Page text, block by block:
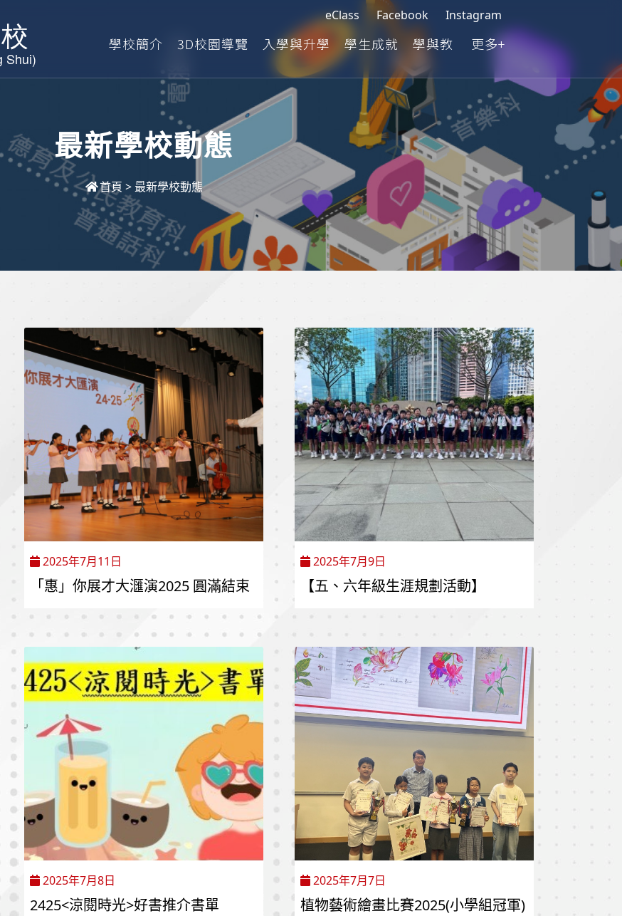
eClass Facebook Instagram
學校簡介 3D校園導覽 入學與升學 學生成就 學與教 更多+
最新學校動態
首頁 > 最新學校動態
2025年7月11日
「惠」你展才大𣿬演2025 圓滿結束
2025年7月9日
【五、六年級生涯規劃活動】
2025年7月8日
2425<涼閱時光>好書推介書單
2025年7月7日
植物藝術繪畫比賽2025(小學組冠軍)